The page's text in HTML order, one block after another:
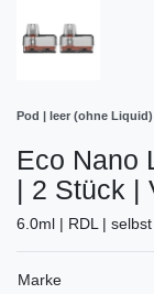
Pod | leer (ohne Liquid)
Eco Nano
| 2 Stück |
6.0ml | RDL |
Marke